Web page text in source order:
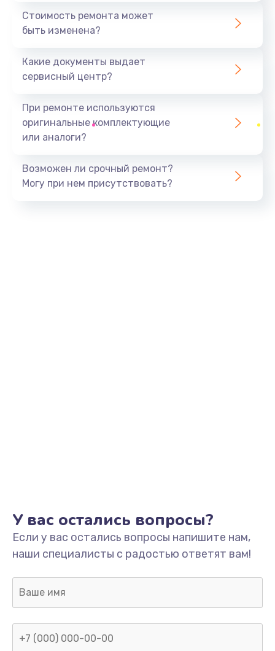
1440 руб.
Ремонт южного моста
Замена батарейки BIOS
Заказать
Замена/Pемонт карбюратора
1300 руб.
Заказать
Ремонт капиллярной трубки
400 руб.
Стоимость ремонта может
быть изменена?
Какие документы выдает
сервисный центр?
При ремонте используются
оригинальные комплектующие
или аналоги?
Возможен ли срочный ремонт?
Могу при нем присутствовать?
У вас остались вопросы?
Если у вас остались вопросы напишите нам,
наши специалисты с радостью ответят вам!